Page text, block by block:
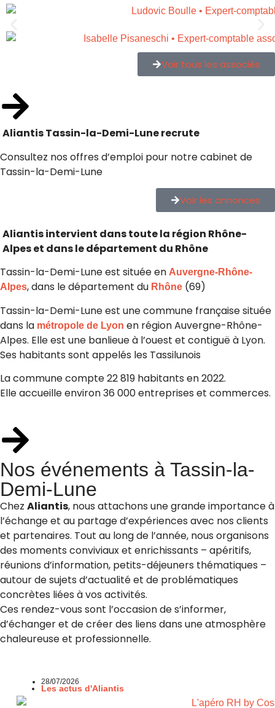
Voir tous les associés
Aliantis Tassin-la-Demi-Lune recrute
Consultez nos offres d’emploi pour notre cabinet de
Tassin-la-Demi-Lune
Voir les annonces
Aliantis intervient dans toute la région Rhône-
Alpes et dans le département du Rhône
Tassin-la-Demi-Lune est située en Auvergne-Rhône-
Alpes, dans le département du Rhône (69)
Tassin-la-Demi-Lune est une commune française située
dans la métropole de Lyon en région Auvergne-Rhône-
Alpes. Elle est une banlieue à l’ouest et contiguë à Lyon.
Ses habitants sont appelés les Tassilunois
La commune compte 22 819 habitants en 2022.
Elle accueille environ 36 000 entreprises et commerces.
Nos événements à Tassin-la-
Demi-Lune
Chez Aliantis, nous attachons une grande importance à
l’échange et au partage d’expériences avec nos clients
et partenaires. Tout au long de l’année, nous organisons
des moments conviviaux et enrichissants – apéritifs,
réunions d’information, petits-déjeuners thématiques –
autour de sujets d’actualité et de problématiques
concrètes liées à vos activités.
Ces rendez-vous sont l’occasion de s’informer,
d’échanger et de créer des liens dans une atmosphère
chaleureuse et professionnelle.
28/07/2026
Les actus d'Aliantis